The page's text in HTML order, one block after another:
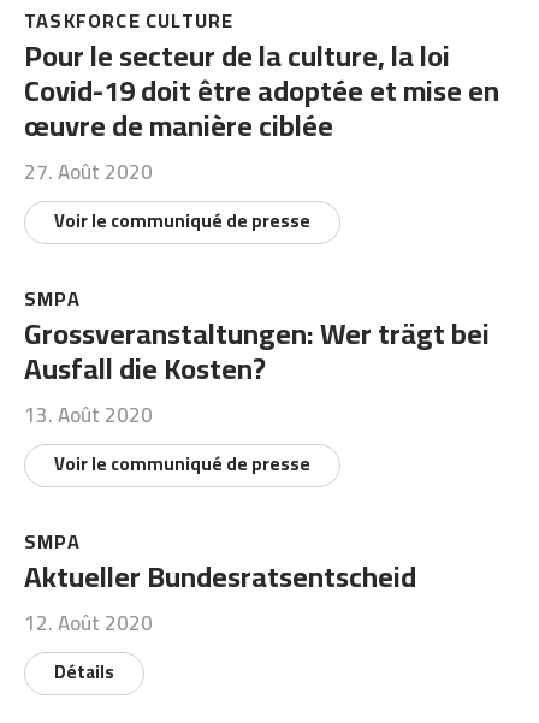
TASKFORCE CULTURE
Pour le secteur de la culture, la loi
Covid-19 doit être adoptée et mise en
œuvre de manière ciblée
27. Août 2020
Voir le communiqué de presse
SMPA
Grossveranstaltungen: Wer trägt bei
Ausfall die Kosten?
13. Août 2020
Voir le communiqué de presse
SMPA
Aktueller Bundesratsentscheid
12. Août 2020
Détails